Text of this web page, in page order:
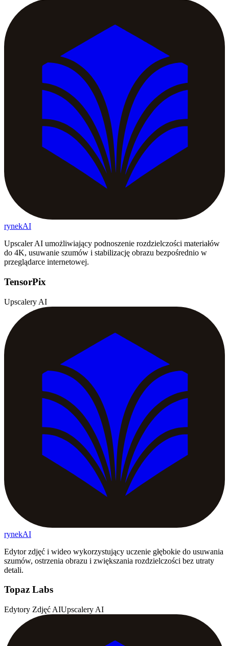
rynekAI
Upscaler AI umożliwiający podnoszenie rozdzielczości materiałów
do 4K, usuwanie szumów i stabilizację obrazu bezpośrednio w
przeglądarce internetowej.
TensorPix
Upscalery AI
rynekAI
Edytor zdjęć i wideo wykorzystujący uczenie głębokie do usuwania
szumów, ostrzenia obrazu i zwiększania rozdzielczości bez utraty
detali.
Topaz Labs
Edytory Zdjęć AIUpscalery AI